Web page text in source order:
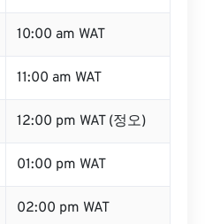
10:00 am WAT
11:00 am WAT
12:00 pm WAT (정오)
01:00 pm WAT
02:00 pm WAT